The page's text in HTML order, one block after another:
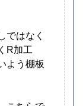
はなく
R加工
よう棚板